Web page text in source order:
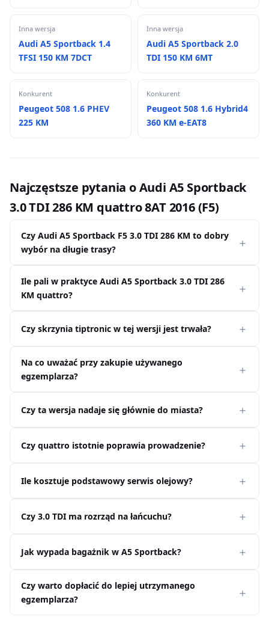
Inna wersja
Audi A5 Sportback 1.4
TFSI 150 KM 7DCT
Inna wersja
Audi A5 Sportback 2.0
TDI 150 KM 6MT
Konkurent
Peugeot 508 1.6 PHEV
225 KM
Konkurent
Peugeot 508 1.6 Hybrid4
360 KM e-EAT8
Najczęstsze pytania o Audi A5 Sportback
3.0 TDI 286 KM quattro 8AT 2016 (F5)
Czy Audi A5 Sportback F5 3.0 TDI 286 KM to dobry
wybór na długie trasy?
Ile pali w praktyce Audi A5 Sportback 3.0 TDI 286
KM quattro?
Czy skrzynia tiptronic w tej wersji jest trwała?
Na co uważać przy zakupie używanego
egzemplarza?
Czy ta wersja nadaje się głównie do miasta?
Czy quattro istotnie poprawia prowadzenie?
Ile kosztuje podstawowy serwis olejowy?
Czy 3.0 TDI ma rozrząd na łańcuchu?
Jak wypada bagażnik w A5 Sportback?
Czy warto dopłacić do lepiej utrzymanego
egzemplarza?